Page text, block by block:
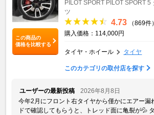
この商品の
価格を比較する
PILOT SPORT PILOT SPORT 5
ツ
4.73
（869件）
購入価格：114,000円
タイヤ・ホイール タイヤ
このカテゴリの取付店を探す
ユーザーの最新投稿
2026年8月8日
今年2月にフロント右タイヤから僅かにエアー漏
ドで確認してもらうと、トレッド面に亀裂が💦